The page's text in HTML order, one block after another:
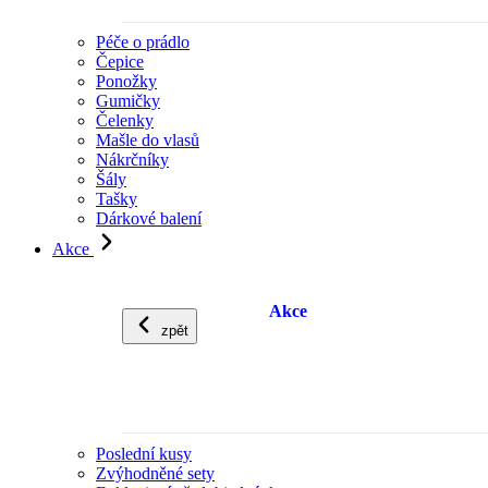
Péče o prádlo
Čepice
Ponožky
Gumičky
Čelenky
Mašle do vlasů
Nákrčníky
Šály
Tašky
Dárkové balení
Akce
zpět
Akce
Poslední kusy
Zvýhodněné sety